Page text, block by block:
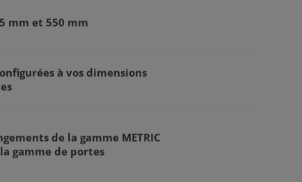
mm et 550 mm
à vos dimensions
de la gamme METRIC
gamme de portes